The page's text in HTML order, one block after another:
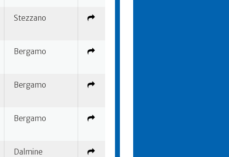
Stezzano
Bergamo
Bergamo
Bergamo
Dalmine